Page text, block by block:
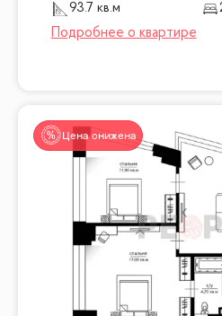
93.7 кв.м
Цена снижена